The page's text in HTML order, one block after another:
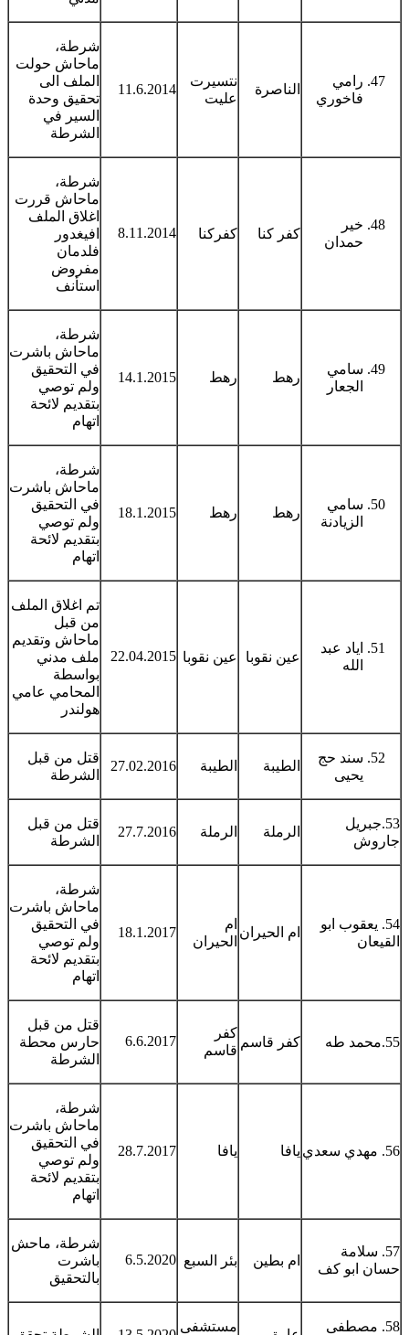
رامي
فاخوري
الناصرة
نتسيرت
عليت
11.6.2014
شرطة،
ماحاش حولت
الملف الى
تحقيق وحدة
السير في
الشرطة
خير
حمدان
كفر كنا كفركنا 8.11.2014
شرطة،
ماحاش قررت
اغلاق الملف
افيغدور
فلدمان
مفروض
استأنف
سامي
الجعار
رهط رهط 14.1.2015
شرطة،
ماحاش باشرت
في التحقيق
ولم توصي
بتقديم لائحة
اتهام
سامي
الزيادنة
رهط رهط 18.1.2015
شرطة،
ماحاش باشرت
في التحقيق
ولم توصي
بتقديم لائحة
اتهام
اياد عبد
الله
عين نقوبا عين نقوبا 22.04.2015
تم اغلاق الملف
من قبل
ماحاش وتقديم
ملف مدني
بواسطة
المحامي عامي
هولندر
سند حج
يحيى
الطيبة الطيبة 27.02.2016
قتل من قبل
الشرطة
53.جبريل
جاروش
الرملة الرملة 27.7.2016
قتل من قبل
الشرطة
54. يعقوب ابو
القيعان
ام الحيران
ام
الحيران
18.1.2017
شرطة،
ماحاش باشرت
في التحقيق
ولم توصي
بتقديم لائحة
اتهام
55.محمد طه كفر قاسم
كفر
قاسم
6.6.2017
قتل من قبل
حارس محطة
الشرطة
56. مهدي سعدي يافا يافا 28.7.2017
شرطة،
ماحاش باشرت
في التحقيق
ولم توصي
بتقديم لائحة
اتهام
57. سلامة
حسان ابو كف
ام بطين بئر السبع 6.5.2020
شرطة، ماحش
باشرت
بالتحقيق
58. مصطفى مستشفى